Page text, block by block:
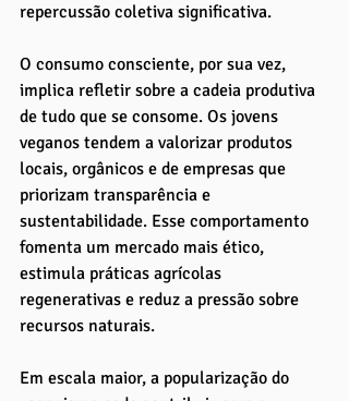
repercussão coletiva significativa.
O consumo consciente, por sua vez,
implica refletir sobre a cadeia produtiva
de tudo que se consome. Os jovens
veganos tendem a valorizar produtos
locais, orgânicos e de empresas que
priorizam transparência e
sustentabilidade. Esse comportamento
fomenta um mercado mais ético,
estimula práticas agrícolas
regenerativas e reduz a pressão sobre
recursos naturais.
Em escala maior, a popularização do